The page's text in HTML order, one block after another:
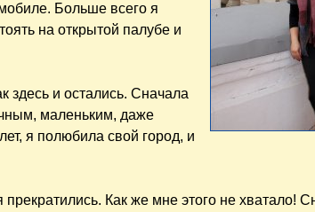
Больше всего я
на открытой палубе и
здесь и остались. Сначала
маленьким, даже
я полюбила свой город, и
Как же мне этого не хватало!